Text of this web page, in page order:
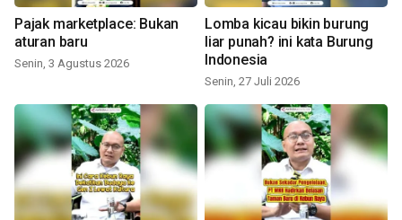
Pajak marketplace: Bukan
aturan baru
Senin, 3 Agustus 2026
Lomba kicau bikin burung
liar punah? ini kata Burung
Indonesia
Senin, 27 Juli 2026